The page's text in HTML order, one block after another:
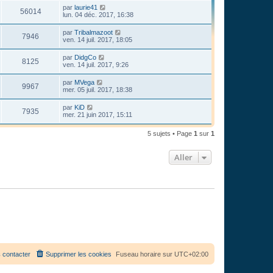
56014 par laurie41
lun. 04 déc. 2017, 16:38
7946 par Tribalmazoot
ven. 14 juil. 2017, 18:05
8125 par DidgCo
ven. 14 juil. 2017, 9:26
9967 par MVega
mer. 05 juil. 2017, 18:38
7935 par KiD
mer. 21 juin 2017, 15:11
5 sujets • Page 1 sur 1
Aller
Fuseau horaire sur UTC+02:00
Supprimer les cookies
contacter